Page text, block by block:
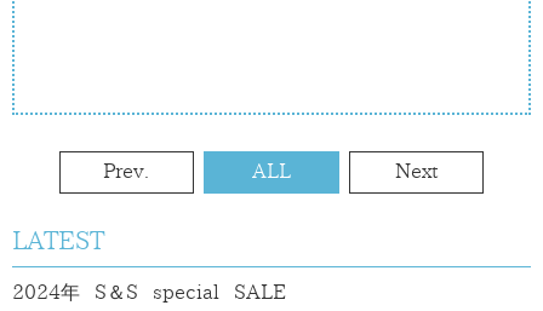
Prev. ALL Next
LATEST
2024年 S＆S special SALE